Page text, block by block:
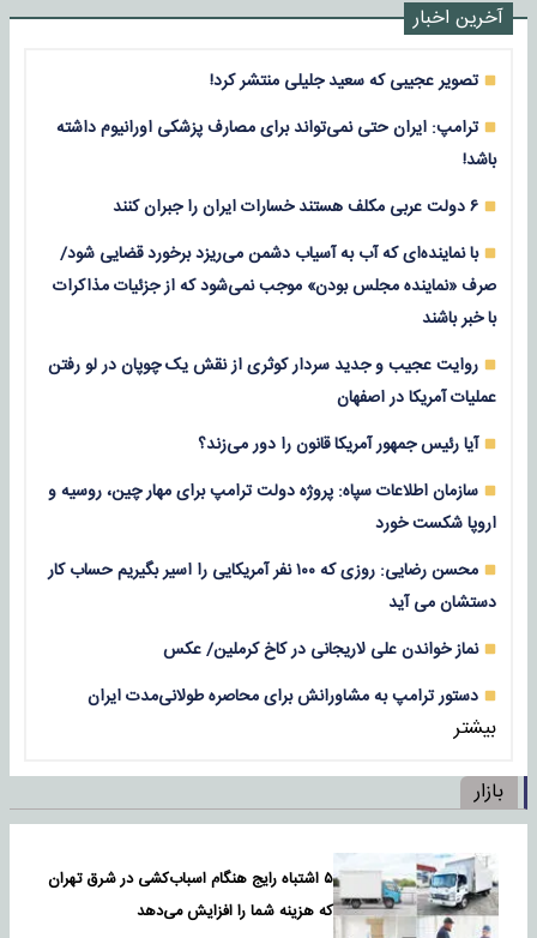
آخرین اخبار
تصویر عجیبی که سعید جلیلی منتشر کرد!
ترامپ: ایران حتی نمی‌تواند برای مصارف پزشکی اورانیوم داشته
باشد!
۶ دولت عربی مکلف هستند خسارات ایران را جبران کنند
با نماینده‌ای که آب به آسیاب دشمن می‌ریزد برخورد قضایی شود/
صرف «نماینده مجلس بودن» موجب نمی‌شود که از جزئیات مذاکرات
با خبر باشند
روایت عجیب و جدید سردار کوثری از نقش یک چوپان در لو رفتن
عملیات آمریکا در اصفهان
آیا رئیس جمهور آمریکا قانون را دور می‌زند؟
سازمان اطلاعات سپاه: پروژه دولت ترامپ برای مهار چین، روسیه و
اروپا شکست خورد
محسن رضایی: روزی که ۱۰۰ نفر آمریکایی را اسیر بگیریم حساب کار
دستشان می آید
نماز خواندن علی لاریجانی در کاخ کرملین/ عکس
دستور ترامپ به مشاورانش برای محاصره طولانی‌مدت ایران
بیشتر
بازار
۵ اشتباه رایج هنگام اسباب‌کشی در شرق تهران
که هزینه شما را افزایش می‌دهد